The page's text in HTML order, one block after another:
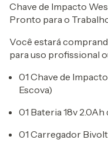
Chave de Impacto
Pronto para o
Você estará
para uso profissional
01 Chave de
Escova)
01 Bateria 18v
01 Carregador